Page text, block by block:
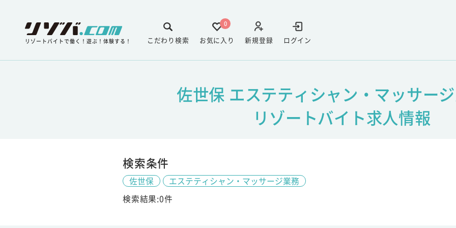
リゾートバイトで働く！遊ぶ！体験する！ ログイン
新規登録
0
お気に入り
こだわり検索
佐世保 エステティシャン・マッサー
リゾートバイト求人情報
検索条件
佐世保
エステティシャン・マッサージ業務
検索結果:0件